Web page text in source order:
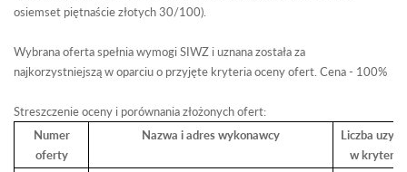
osiemset piętnaście złotych 30/100).
Wybrana oferta spełnia wymogi SIWZ i uznana została za
najkorzystniejszą w oparciu o przyjęte kryteria oceny ofert. Cena - 100%
Streszczenie oceny i porównania złożonych ofert:
Numer
oferty
Nazwa i adres wykonawcy
Liczba
w